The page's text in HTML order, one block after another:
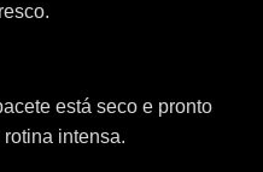
está seco e pronto
intensa.